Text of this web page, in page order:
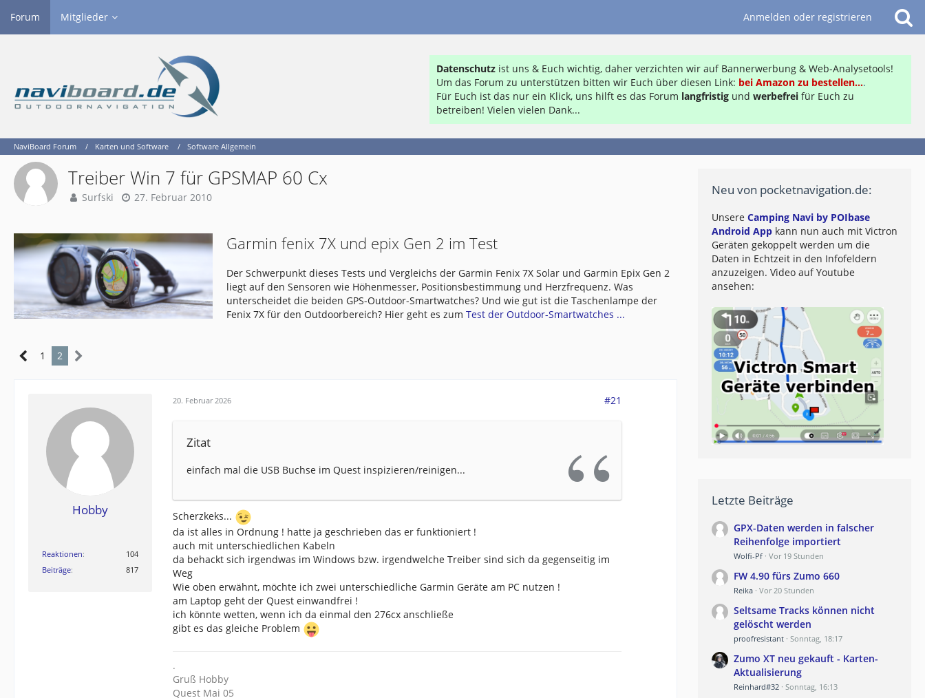
Forum Mitglieder Anmelden oder registrieren
Datenschutz ist uns & Euch wichtig, daher verzichten wir auf Bannerwerbung & Web-Analysetools!
Um das Forum zu unterstützen bitten wir Euch über diesen Link: bei Amazon zu bestellen....
Für Euch ist das nur ein Klick, uns hilft es das Forum langfristig und werbefrei für Euch zu
betreiben! Vielen vielen Dank...
NaviBoard Forum Karten und Software Software Allgemein
Treiber Win 7 für GPSMAP 60 Cx
Surfski 27. Februar 2010
Garmin fenix 7X und epix Gen 2 im Test
Der Schwerpunkt dieses Tests und Vergleichs der Garmin Fenix 7X Solar und Garmin Epix Gen 2
liegt auf den Sensoren wie Höhenmesser, Positionsbestimmung und Herzfrequenz. Was
unterscheidet die beiden GPS-Outdoor-Smartwatches? Und wie gut ist die Taschenlampe der
Fenix 7X für den Outdoorbereich? Hier geht es zumTest der Outdoor-Smartwatches ...
1 2
Hobby
Reaktionen
104
Beiträge
817
20. Februar 2026 #21
Zitat
einfach mal die USB Buchse im Quest inspizieren/reinigen...
Scherzkeks...
da ist alles in Ordnung ! hatte ja geschrieben das er funktioniert !
auch mit unterschiedlichen Kabeln
da behackt sich irgendwas im Windows bzw. irgendwelche Treiber sind sich da gegenseitig im
Weg
Wie oben erwähnt, möchte ich zwei unterschiedliche Garmin Geräte am PC nutzen !
am Laptop geht der Quest einwandfrei !
ich könnte wetten, wenn ich da einmal den 276cx anschließe
gibt es das gleiche Problem
.
Gruß Hobby
Quest Mai 05
Neu von pocketnavigation.de:
Unsere Camping Navi by POIbase
Android App kann nun auch mit Victron
Geräten gekoppelt werden um die
Daten in Echtzeit in den Infofeldern
anzuzeigen. Video auf Youtube
ansehen:
Letzte Beiträge
GPX-Daten werden in falscher
Reihenfolge importiert
Wolfi-Pf Vor 19 Stunden
FW 4.90 fürs Zumo 660
Reika Vor 20 Stunden
Seltsame Tracks können nicht
gelöscht werden
proofresistant Sonntag, 18:17
Zumo XT neu gekauft - Karten-
Aktualisierung
Reinhard#32 Sonntag, 16:13